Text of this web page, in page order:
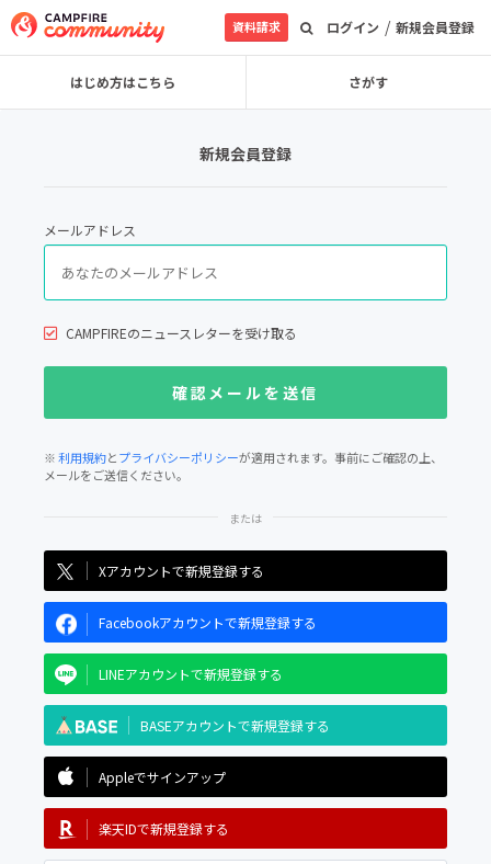
ログイン / 新規会員登録
資料請求
はじめ方はこちら さがす
新規会員登録
メールアドレス
CAMPFIREのニュースレターを受け取る
※利用規約とプライバシーポリシーが適用されます。事前にご確認の上、
メールをご送信ください。
Xアカウントで新規登録する
Facebookアカウントで新規登録する
LINEアカウントで新規登録する
BASEアカウントで新規登録する
Appleでサインアップ
楽天IDで新規登録する